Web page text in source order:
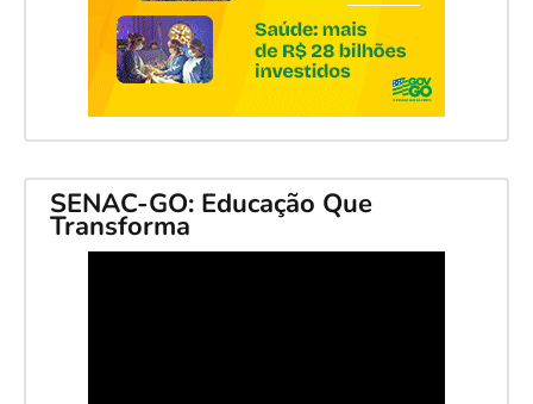
SENAC-GO: Educação Que
Transforma